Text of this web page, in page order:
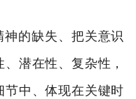
的缺失、把关意识
潜在性、复杂性，
中、体现在关键时